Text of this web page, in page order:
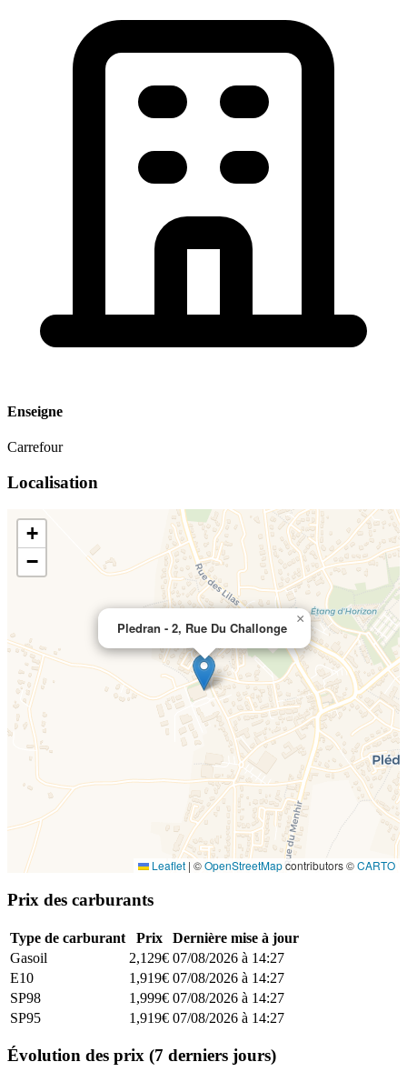
Enseigne
Carrefour
Localisation
Pledran - 2, Rue Du Challonge
×
+
−
Leaflet | ©OpenStreetMapcontributors ©CARTO
Prix des carburants
Type de carburant Prix
Dernière mise à jour
Gasoil
2,129€ 07/08/2026 à 14:27
E10
1,919€ 07/08/2026 à 14:27
SP98
1,999€ 07/08/2026 à 14:27
SP95
1,919€ 07/08/2026 à 14:27
Évolution des prix (7 derniers jours)